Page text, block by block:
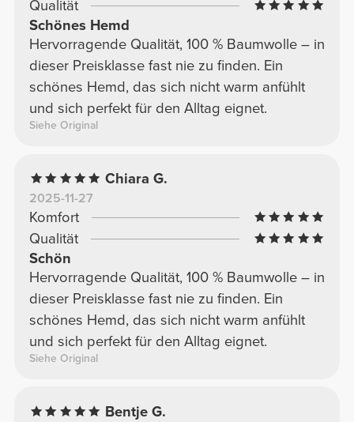
Qualität
Schönes Hemd
Hervorragende Qualität, 100 % Baumwolle – in
dieser Preisklasse fast nie zu finden. Ein
schönes Hemd, das sich nicht warm anfühlt
und sich perfekt für den Alltag eignet.
Siehe Original
Chiara G.
2025-11-27
Komfort
Qualität
Schön
Hervorragende Qualität, 100 % Baumwolle – in
dieser Preisklasse fast nie zu finden. Ein
schönes Hemd, das sich nicht warm anfühlt
und sich perfekt für den Alltag eignet.
Siehe Original
Bentje G.